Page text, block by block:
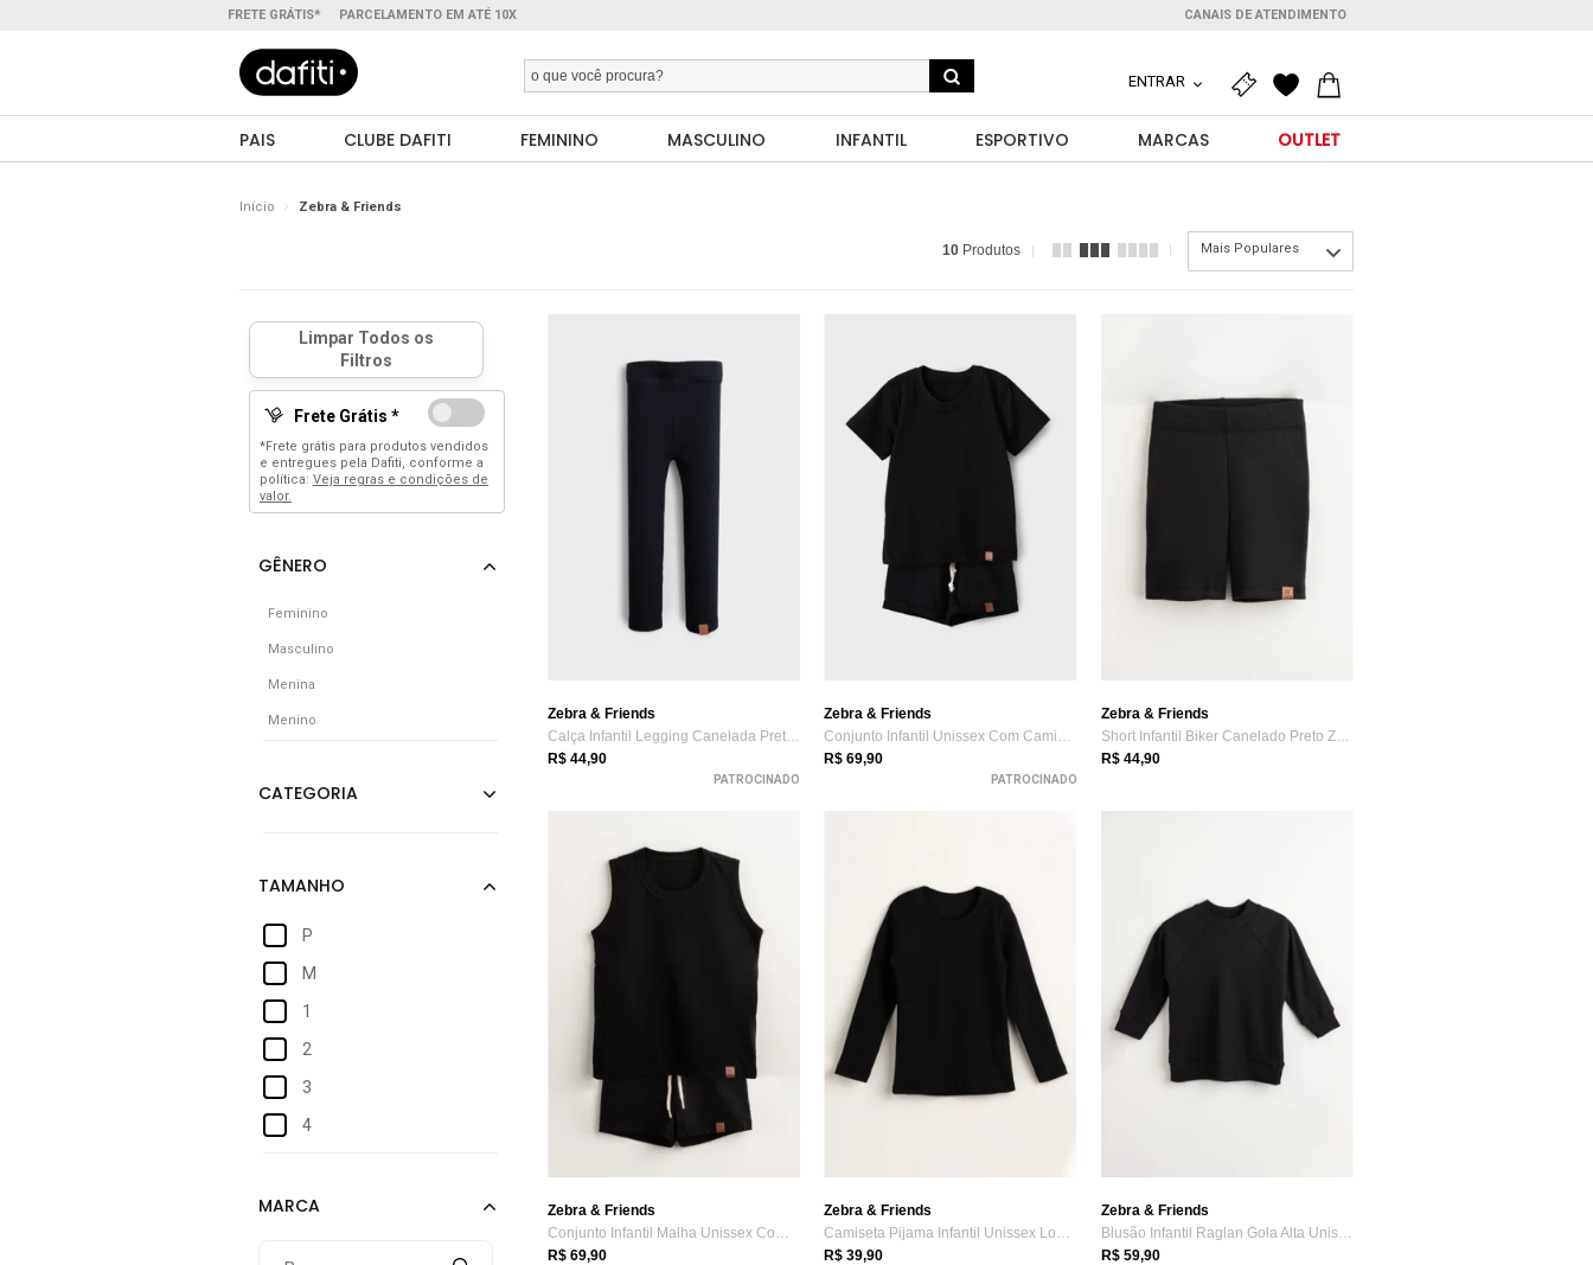
FRETE GRÁTIS* PARCELAMENTO EM ATÉ 10X CANAIS DE ATENDIMENTO
ENTRAR
PAIS CLUBE DAFITI FEMININO MASCULINO INFANTIL ESPORTIVO MARCAS OUTLET
Início Zebra & Friends
10 Produtos Mais Populares
Frete Grátis *
*Frete grátis para produtos vendidos
e entregues pela Dafiti, conforme a
política: Veja regras e condições de
valor.
Feminino
Masculino
Menina
Menino
P
M
1
2
3
4
8
Zebra & Friends
Calça Infantil Legging Canelada Preta Ze...
R$ 44,90
PATROCINADO
Zebra & Friends
Conjunto Infantil Unissex Com Camiseta e...
R$ 69,90
PATROCINADO
Zebra & Friends
Short Infantil Biker Canelado Preto Zebra&Friends
R$ 44,90
Zebra & Friends
Conjunto Infantil Malha Unissex Com Rega...
R$ 69,90
Zebra & Friends
Camiseta Pijama Infantil Unissex Longo C...
R$ 39,90
Zebra & Friends
Blusão Infantil Raglan Gola Alta Unissex...
R$ 59,90